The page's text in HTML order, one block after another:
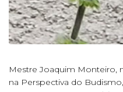
Mestre Joaquim Monteiro,
na Perspectiva do